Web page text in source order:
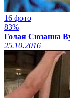
16 фото
83%
Голая Сюзанна
25.10.2016